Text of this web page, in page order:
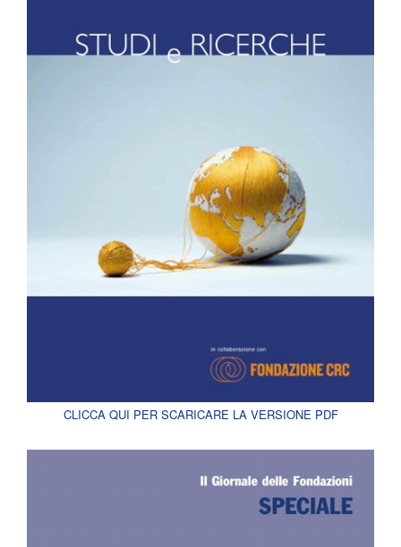
CLICCA QUI PER SCARICARE LA VERSIONE PDF